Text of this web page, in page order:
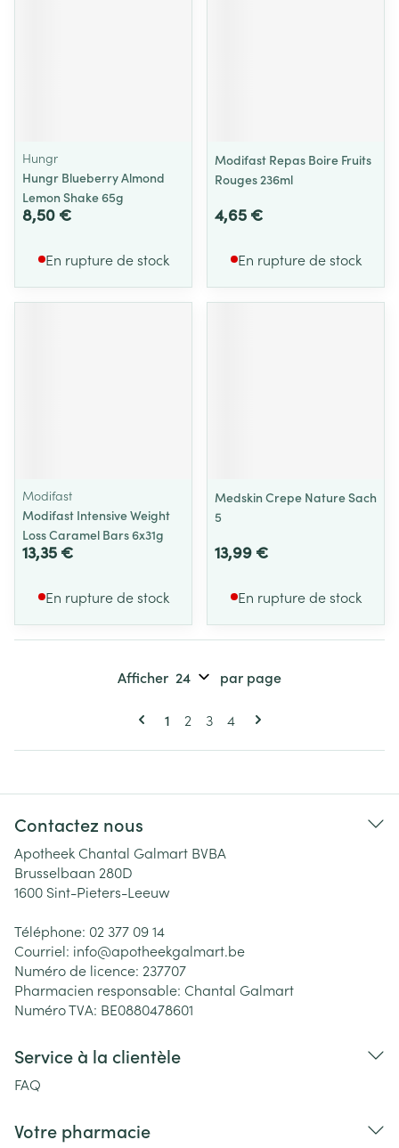
Hungr
Hungr Blueberry Almond
Lemon Shake 65g
8,50 €
En rupture de stock
Modifast Repas Boire Fruits
Rouges 236ml
4,65 €
En rupture de stock
Modifast
Modifast Intensive Weight
Loss Caramel Bars 6x31g
13,35 €
En rupture de stock
Medskin Crepe Nature Sach
5
13,99 €
En rupture de stock
Pages
Vous lisez actuellement la page
1 Page
2 Page
3 Page
4
Afficher par page
Contactez nous
Apotheek Chantal Galmart BVBA
Brusselbaan 280D
1600 Sint-Pieters-Leeuw
Téléphone: 02 377 09 14
Courriel: info@apotheekgalmart.be
Numéro de licence: 237707
Pharmacien responsable: Chantal Galmart
Numéro TVA: BE0880478601
Service à la clientèle
FAQ
Votre pharmacie